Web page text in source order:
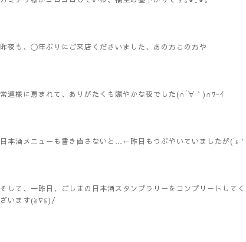
昨夜も、〇年ぶりにご来店くださいました、あの方この方や
常連様に恵まれて、ありがたくも賑やかな夜でした(∩´∀｀)∩ﾜｰｲ
日本酒メニューも書き直さないと…←昨日もつぶやいていましたが(´ε
そして、一昨日、ごしまの日本酒スタンプラリーをコンプリートして
ざいます(≧∇≦)/